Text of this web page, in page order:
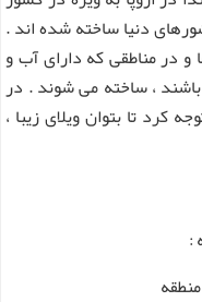
دنیا ساخته شده اند .
در مناطقی که دارای آب و
، ساخته می شوند . در
کرد تا بتوان ویلای زیبا ،
: